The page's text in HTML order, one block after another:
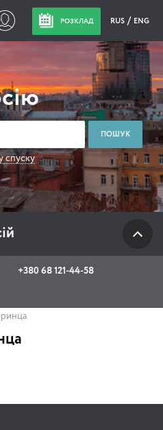
РОЗКЛАД RUS ENG
спуску
+380 68 121-44-58
68-68
58
щоденно
WhatsApp